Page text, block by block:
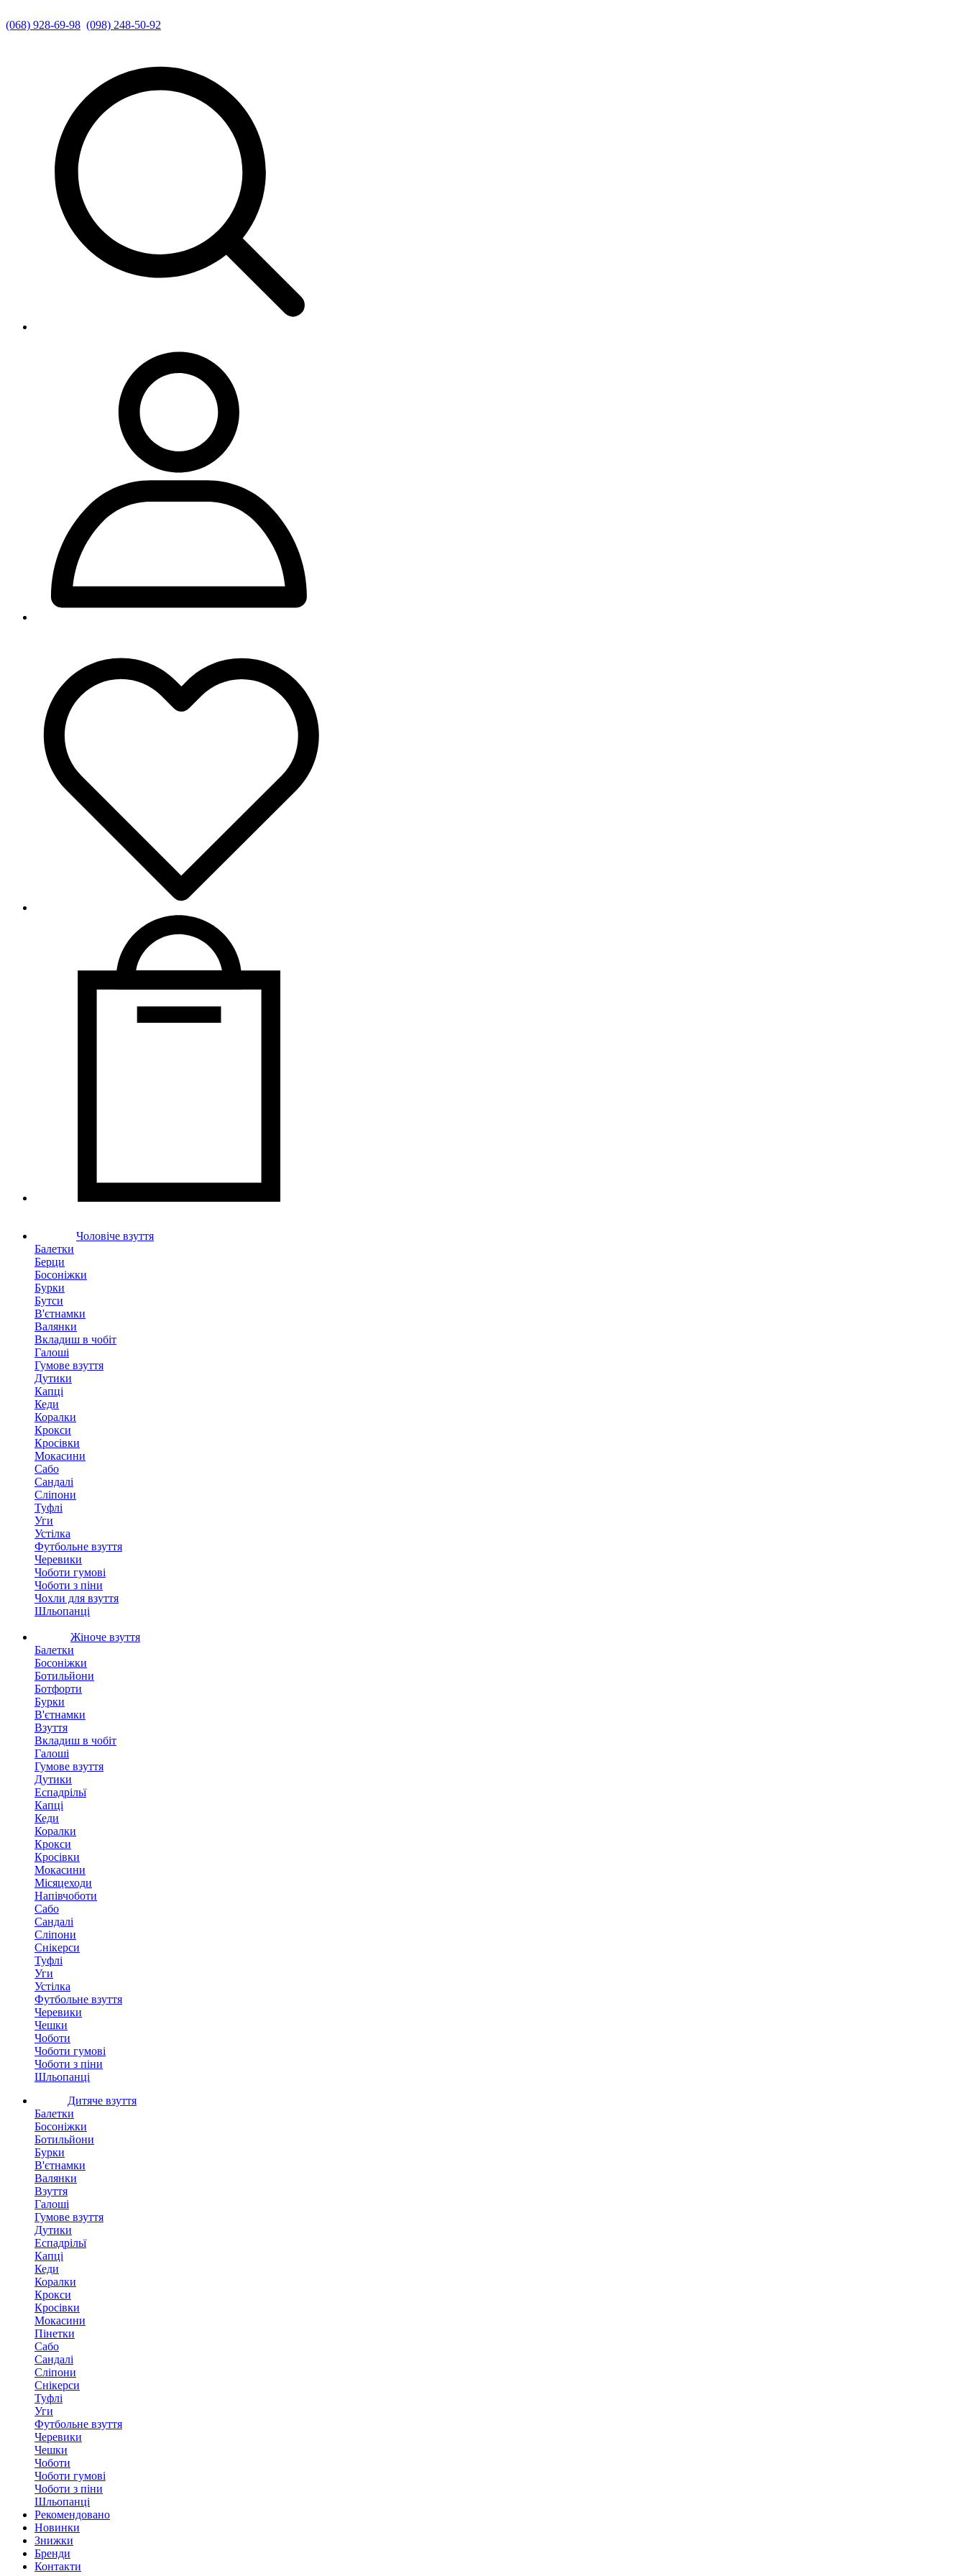
(068) 928-69-98 (098) 248-50-92
Чоловіче взуття
Балетки
Берци
Босоніжки
Бурки
Бутси
В'єтнамки
Валянки
Вкладиш в чобіт
Галоші
Гумове взуття
Дутики
Капці
Кеди
Коралки
Крокси
Кросівки
Мокасини
Сабо
Сандалі
Сліпони
Туфлі
Уги
Устілка
Футбольне взуття
Черевики
Чоботи гумові
Чоботи з піни
Чохли для взуття
Шльопанці
Жіноче взуття
Балетки
Босоніжки
Ботильйони
Ботфорти
Бурки
В'єтнамки
Взуття
Вкладиш в чобіт
Галоші
Гумове взуття
Дутики
Еспадрільї
Капці
Кеди
Коралки
Крокси
Кросівки
Мокасини
Місяцеходи
Напівчоботи
Сабо
Сандалі
Сліпони
Снікерси
Туфлі
Уги
Устілка
Футбольне взуття
Черевики
Чешки
Чоботи
Чоботи гумові
Чоботи з піни
Шльопанці
Дитяче взуття
Балетки
Босоніжки
Ботильйони
Бурки
В'єтнамки
Валянки
Взуття
Галоші
Гумове взуття
Дутики
Еспадрільї
Капці
Кеди
Коралки
Крокси
Кросівки
Мокасини
Пінетки
Сабо
Сандалі
Сліпони
Снікерси
Туфлі
Уги
Футбольне взуття
Черевики
Чешки
Чоботи
Чоботи гумові
Чоботи з піни
Шльопанці
Рекомендовано
Новинки
Знижки
Бренди
Контакти